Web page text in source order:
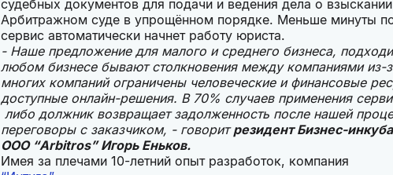
судебных документов для подачи и ведения дела о
Арбитражном суде в упрощённом порядке. Меньше минуты
сервис автоматически начнет работу юриста.
- Наше предложение для малого и среднего бизнеса,
любом бизнесе бывают столкновения между компаниями из-
многих компаний ограничены человеческие и финансовые
доступные онлайн-решения. В 70% случаев применения
либо должник возвращает задолженность после нашей
переговоры с заказчиком, - говоритрезидент Бизнес-
ООО “Arbitros” Игорь Еньков.
Имея за плечами 10-летний опыт разработок, компания